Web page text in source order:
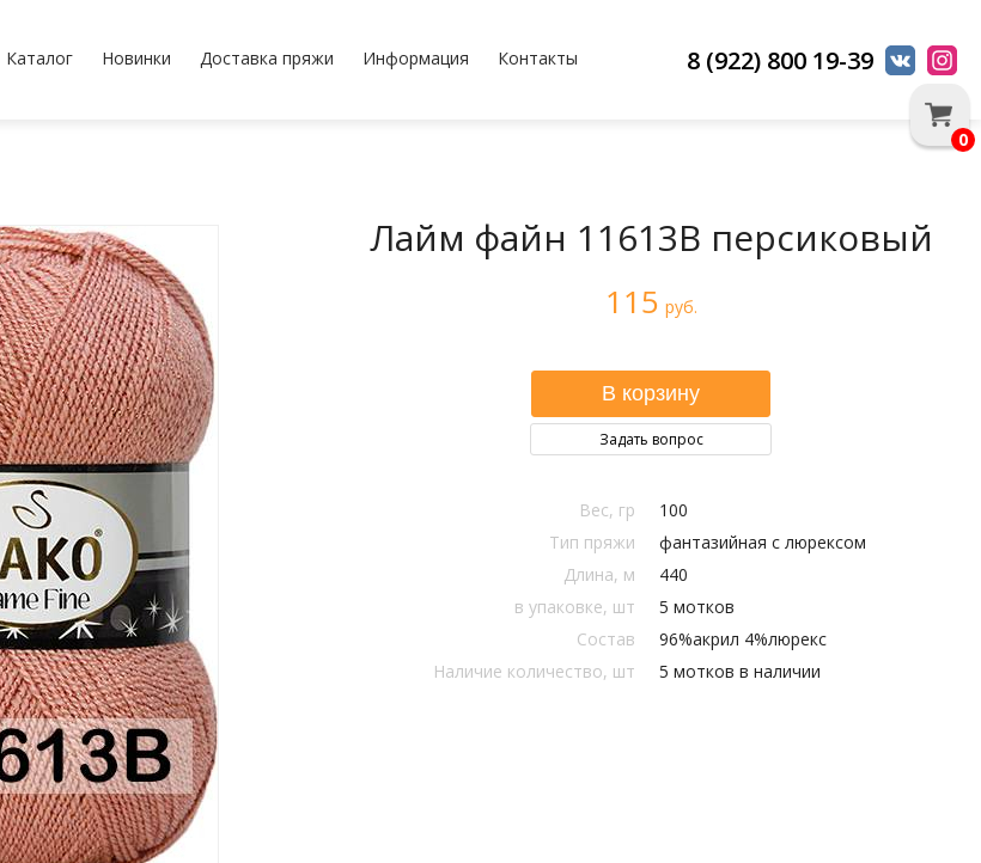
Каталог Новинки Доставка пряжи Информация Контакты 8 (922) 800 19-39
Лайм файн 11613B персиковый
115 руб.
Задать вопрос
Вес, гр
100
Тип пряжи
фантазийная с люрексом
Длина, м
440
в упаковке, шт
5 мотков
Состав
96%акрил 4%люрекс
Наличие количество, шт
5 мотков в наличии
0